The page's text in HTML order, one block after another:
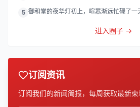
5 御和堂的夜华灯初上，喧嚣渐远忙碌了一
进入圈子 →
订阅资讯
订阅我们的新闻简报，每周获取最新柬